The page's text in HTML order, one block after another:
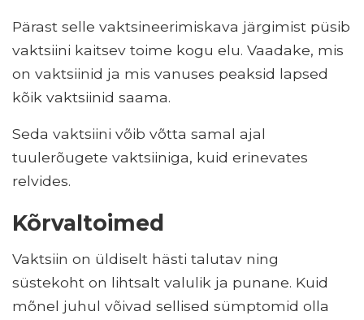
Pärast selle vaktsineerimiskava järgimist püsib
vaktsiini kaitsev toime kogu elu. Vaadake, mis
on vaktsiinid ja mis vanuses peaksid lapsed
kõik vaktsiinid saama.
Seda vaktsiini võib võtta samal ajal
tuulerõugete vaktsiiniga, kuid erinevates
relvides.
Kõrvaltoimed
Vaktsiin on üldiselt hästi talutav ning
süstekoht on lihtsalt valulik ja punane. Kuid
mõnel juhul võivad sellised sümptomid olla